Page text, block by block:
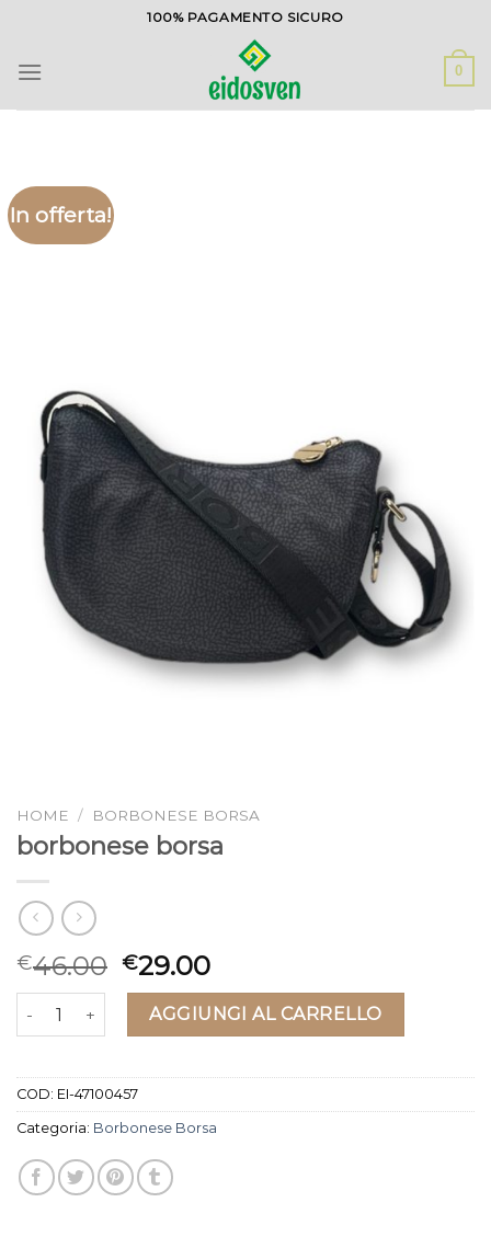
contenuti
100% PAGAMENTO SICURO
0
In offerta!
HOME / BORBONESE BORSA
borbonese borsa
€46.00 €29.00
borbonese borsa quantitàAGGIUNGI AL CARRELLO
COD: EI-47100457
Categoria: Borbonese Borsa